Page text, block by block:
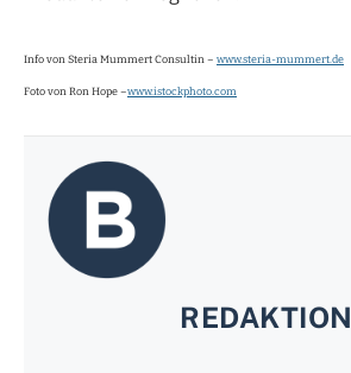
Info von Steria Mummert Consultin – www.steria-mummert.de
Foto von Ron Hope –www.istockphoto.com
REDAKTION